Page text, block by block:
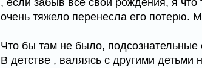
, если забыв все свои рождения, я
очень тяжело перенесла его потерю.
Что бы там не было, подсознательные
В детстве , валяясь с другими